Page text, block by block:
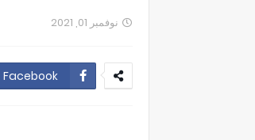
نوفمبر 01, 2021
Facebook